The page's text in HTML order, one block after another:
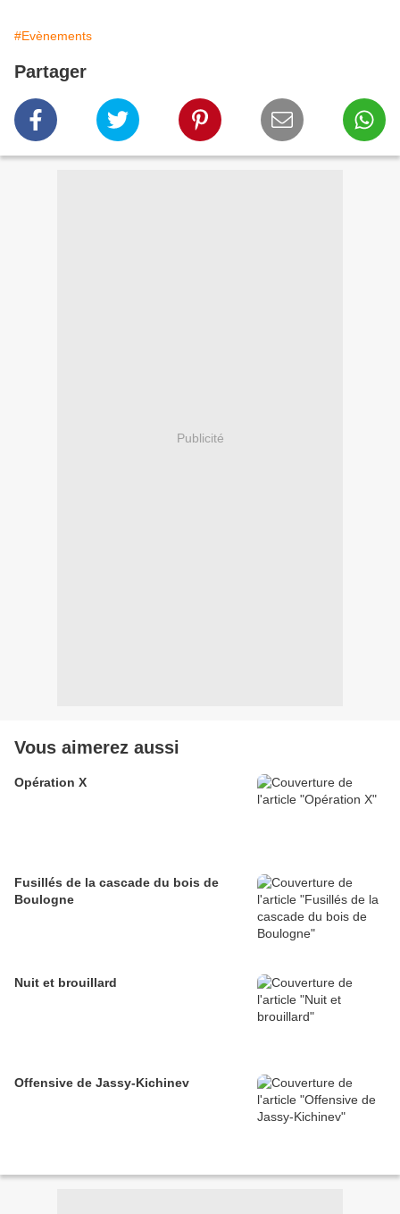
#Evènements
Partager
Publicité
Vous aimerez aussi
Opération X
Fusillés de la cascade du bois de
Boulogne
Nuit et brouillard
Offensive de Jassy-Kichinev